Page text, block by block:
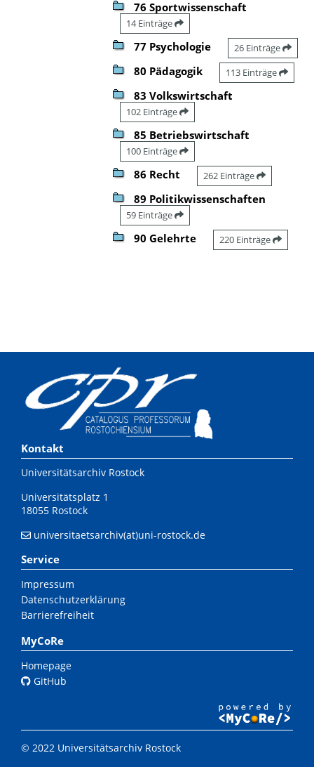
76 Sportwissenschaft
14 Einträge
77 Psychologie 26 Einträge
80 Pädagogik 113 Einträge
83 Volkswirtschaft
102 Einträge
85 Betriebswirtschaft
100 Einträge
86 Recht 262 Einträge
89 Politikwissenschaften
59 Einträge
90 Gelehrte 220 Einträge
Kontakt
Universitätsarchiv Rostock
Universitätsplatz 1
18055 Rostock
universitaetsarchiv(at)uni-rostock.de
Service
Impressum
Datenschutzerklärung
Barrierefreiheit
MyCoRe
Homepage
GitHub
© 2022 Universitätsarchiv Rostock